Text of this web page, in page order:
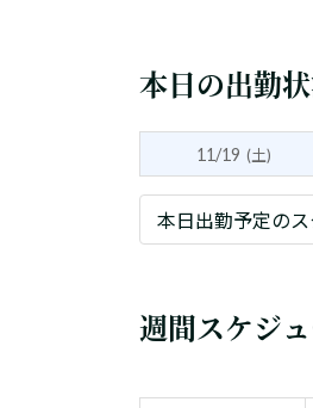
本日の出勤
11/19 (土)
本日出勤予定の
週間スケジ